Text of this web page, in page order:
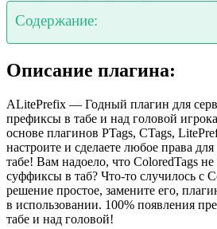
Содержание:
Описание плагина:
ALitePrefix — Годный плагин для
префиксы в табе и над головой
основе плагинов PTags, CTags,
настроите и сделаете любое права
табе! Вам надоело, что ColoredTags
суффиксы в таб? Что-то случилось с
решение простое, замените его,
в использовании. 100% появления
табе и над головой!